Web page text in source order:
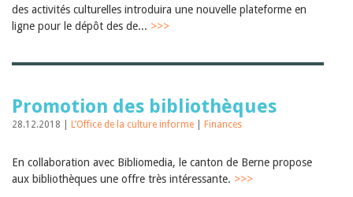
des activités culturelles introduira une nouvelle plateforme en
ligne pour le dépôt des de... >>>
Promotion des bibliothèques
28.12.2018 | L’Office de la culture informe Finances
En collaboration avec Bibliomedia, le canton de Berne propose
aux bibliothèques une offre très intéressante. >>>